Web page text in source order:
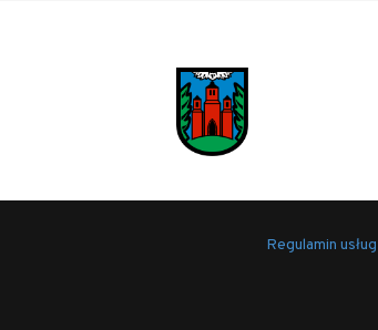
Regulamin usług